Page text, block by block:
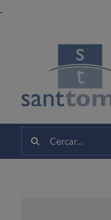
.
Cerca
…